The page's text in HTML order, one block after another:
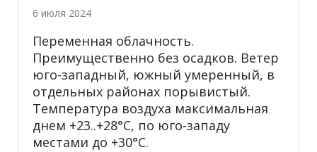
6 июля 2024
Переменная облачность.
Преимущественно без осадков. Ветер
юго-западный, южный умеренный, в
отдельных районах порывистый.
Температура воздуха максимальная
днем +23..+28°С, по юго-западу
местами до +30°С.